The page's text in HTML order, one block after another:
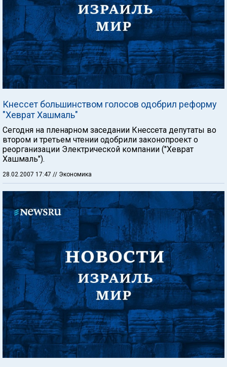
Кнессет большинством голосов одобрил реформу
"Хеврат Хашмаль"
Сегодня на пленарном заседании Кнессета депутаты во
втором и третьем чтении одобрили законопроект о
реорганизации Электрической компании ("Хеврат
Хашмаль").
28.02.2007 17:47 // Экономика